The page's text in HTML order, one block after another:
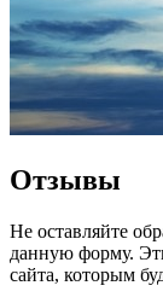
Отзывы
Не оставляйте
данную форму.
сайта, которым